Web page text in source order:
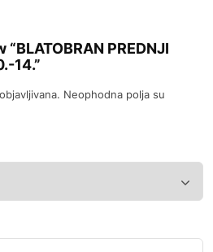
PREDNJI
14.”
Neophodna polja su